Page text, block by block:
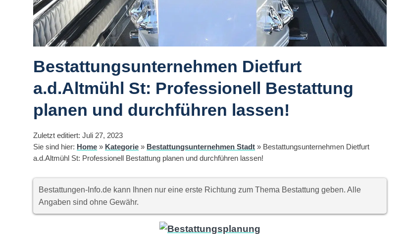
Bestattungsunternehmen Dietfurt
a.d.Altmühl St: Professionell Bestattung
planen und durchführen lassen!
Zuletzt editiert: Juli 27, 2023
Sie sind hier: Home » Kategorie » Bestattungsunternehmen Stadt » Bestattungsunternehmen Dietfurt
a.d.Altmühl St: Professionell Bestattung planen und durchführen lassen!
Bestattungen-Info.de kann Ihnen nur eine erste Richtung zum Thema Bestattung geben. Alle
Angaben sind ohne Gewähr.